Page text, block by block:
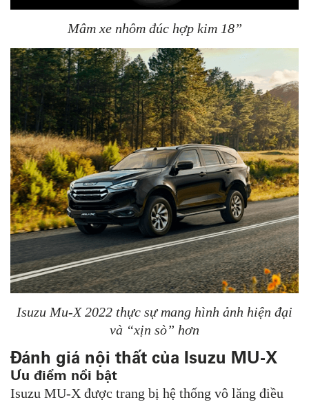
Mâm xe nhôm đúc hợp kim 18”
Isuzu Mu-X 2022 thực sự mang hình ảnh hiện đại
và “xịn sò” hơn
Đánh giá nội thất của Isuzu MU-X
Ưu điểm nổi bật
Isuzu MU-X được trang bị hệ thống vô lăng điều